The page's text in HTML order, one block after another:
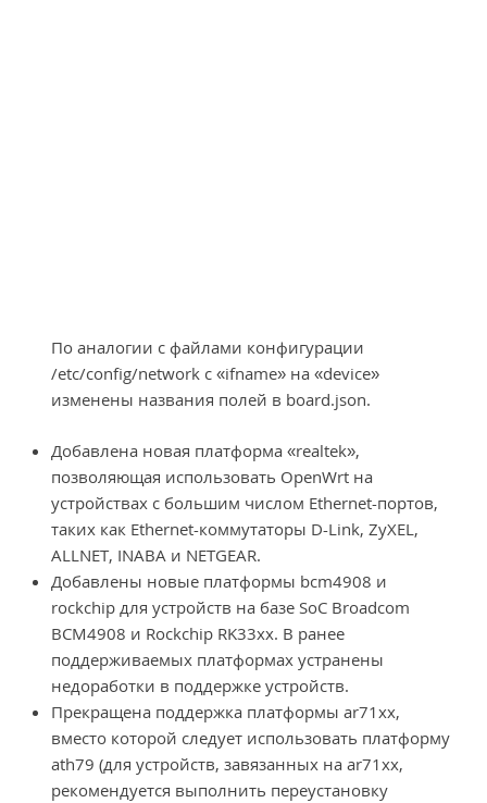
По аналогии с файлами конфигурации
/etc/config/network c «ifname» на «device»
изменены названия полей в board.json.
Добавлена новая платформа «realtek»,
позволяющая использовать OpenWrt на
устройствах с большим числом Ethernet-портов,
таких как Ethernet-коммутаторы D-Link, ZyXEL,
ALLNET, INABA и NETGEAR.
Добавлены новые платформы bcm4908 и
rockchip для устройств на базе SoC Broadcom
BCM4908 и Rockchip RK33xx. В ранее
поддерживаемых платформах устранены
недоработки в поддержке устройств.
Прекращена поддержка платформы ar71xx,
вместо которой следует использовать платформу
ath79 (для устройств, завязанных на ar71xx,
рекомендуется выполнить переустановку